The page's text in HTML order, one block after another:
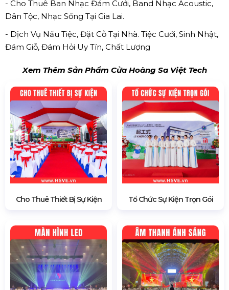
- Cho Thuê Ban Nhạc Đám Cưới, Band Nhạc Acoustic,
Dân Tộc, Nhạc Sống Tại Gia Lai.
- Dịch Vụ Nấu Tiệc, Đặt Cỗ Tại Nhà. Tiệc Cưới, Sinh Nhật,
Đám Giỗ, Đám Hỏi Uy Tín, Chất Lượng
Xem Thêm Sản Phẩm Cửa Hoàng Sa Việt Tech
Cho Thuê Thiết Bị Sự Kiện Tổ Chức Sự Kiện Trọn Gói